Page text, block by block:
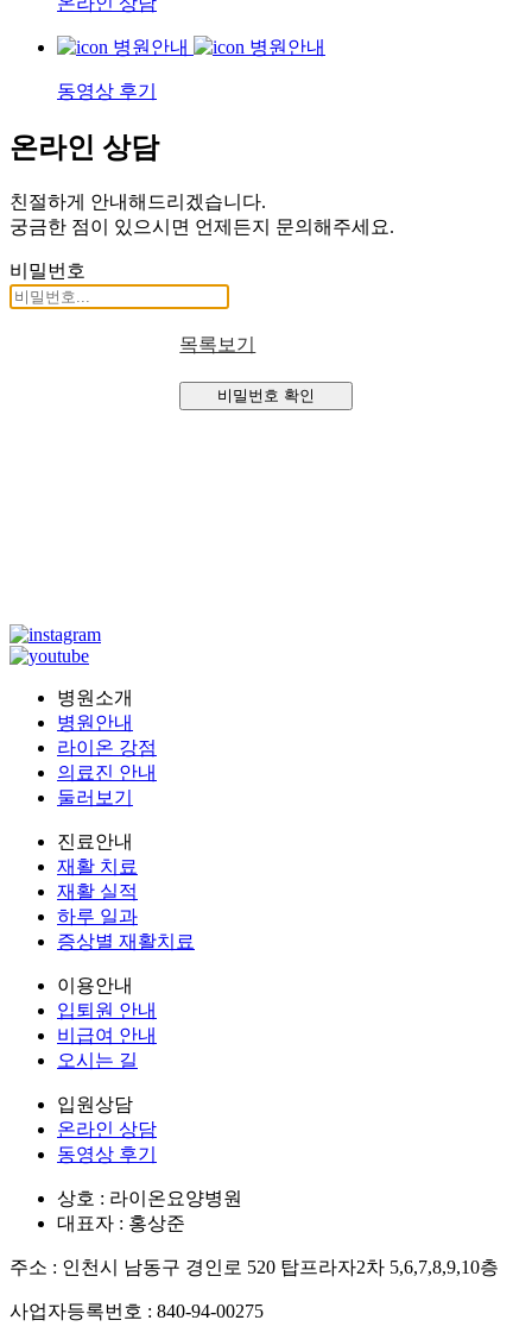
동영상 후기
온라인 상담
친절하게 안내해드리겠습니다.
궁금한 점이 있으시면 언제든지 문의해주세요.
비밀번호
목록보기
비밀번호 확인
병원소개
병원안내
라이온 강점
의료진 안내
둘러보기
진료안내
재활 치료
재활 실적
하루 일과
증상별 재활치료
이용안내
입퇴원 안내
비급여 안내
오시는 길
입원상담
온라인 상담
동영상 후기
상호 : 라이온요양병원
대표자 : 홍상준
주소 : 인천시 남동구 경인로 520 탑프라자2차 5,6,7,8,9,10층
사업자등록번호 : 840-94-00275